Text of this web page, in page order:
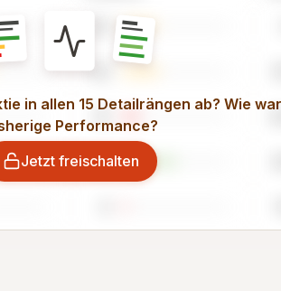
in allen 15 Detailrängen ab? Wie
Performance?
Jetzt freischalten
34
50